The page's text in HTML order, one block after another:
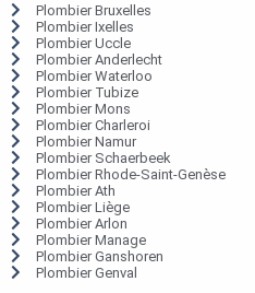
Plombier Bruxelles
Plombier Ixelles
Plombier Uccle
Plombier Anderlecht
Plombier Waterloo
Plombier Tubize
Plombier Mons
Plombier Charleroi
Plombier Namur
Plombier Schaerbeek
Plombier Rhode-Saint-Genèse
Plombier Ath
Plombier Liège
Plombier Arlon
Plombier Manage
Plombier Ganshoren
Plombier Genval